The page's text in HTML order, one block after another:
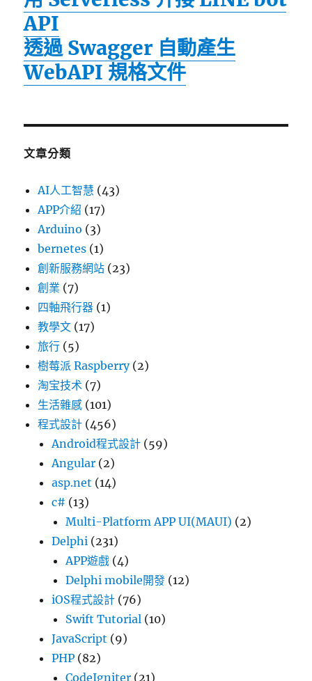
API
透過 Swagger 自動產生
WebAPI 規格文件
文章分類
AI人工智慧 (43)
APP介紹 (17)
Arduino (3)
bernetes (1)
創新服務網站 (23)
創業 (7)
四軸飛行器 (1)
教學文 (17)
旅行 (5)
樹莓派 Raspberry(2)
淘宝技术 (7)
生活雜感 (101)
程式設計 (456)
Android程式設計 (59)
Angular (2)
asp.net (14)
c# (13)
Multi-Platform APP UI(MAUI) (2)
Delphi (231)
APP遊戲 (4)
Delphi mobile開發 (12)
iOS程式設計 (76)
Swift Tutorial (10)
JavaScript (9)
PHP (82)
CodeIgniter (21)